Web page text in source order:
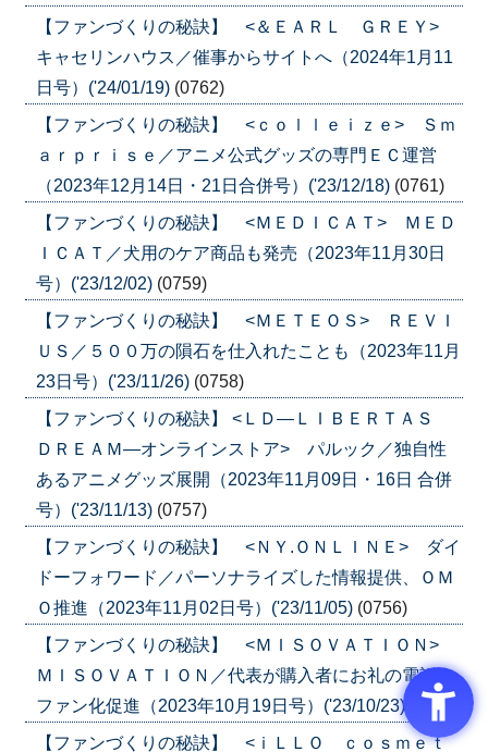
【ファンづくりの秘訣】 <＆ＥＡＲＬ ＧＲＥＹ>
キャセリンハウス／催事からサイトへ（2024年1月11
日号）('24/01/19) (0762)
【ファンづくりの秘訣】 <ｃｏｌｌｅｉｚｅ> Ｓｍ
ａｒｐｒｉｓｅ／アニメ公式グッズの専門ＥＣ運営
（2023年12月14日・21日合併号）('23/12/18) (0761)
【ファンづくりの秘訣】 <ＭＥＤＩＣＡＴ> ＭＥＤ
ＩＣＡＴ／犬用のケア商品も発売（2023年11月30日
号）('23/12/02) (0759)
【ファンづくりの秘訣】 <ＭＥＴＥＯＳ> ＲＥＶＩ
ＵＳ／５００万の隕石を仕入れたことも（2023年11月
23日号）('23/11/26) (0758)
【ファンづくりの秘訣】 <ＬＤ―ＬＩＢＥＲＴＡＳ
ＤＲＥＡＭ―オンラインストア> パルック／独自性
あるアニメグッズ展開（2023年11月09日・16日 合併
号）('23/11/13) (0757)
【ファンづくりの秘訣】 <ＮＹ.ＯＮＬＩＮＥ> ダイ
ドーフォワード／パーソナライズした情報提供、ＯＭ
Ｏ推進（2023年11月02日号）('23/11/05) (0756)
【ファンづくりの秘訣】 <ＭＩＳＯＶＡＴＩＯＮ>
ＭＩＳＯＶＡＴＩＯＮ／代表が購入者にお礼の電話、
ファン化促進（2023年10月19日号）('23/10/23)
(0754)
【ファンづくりの秘訣】 <ｉＬＬＯ ｃｏｓｍｅｔ